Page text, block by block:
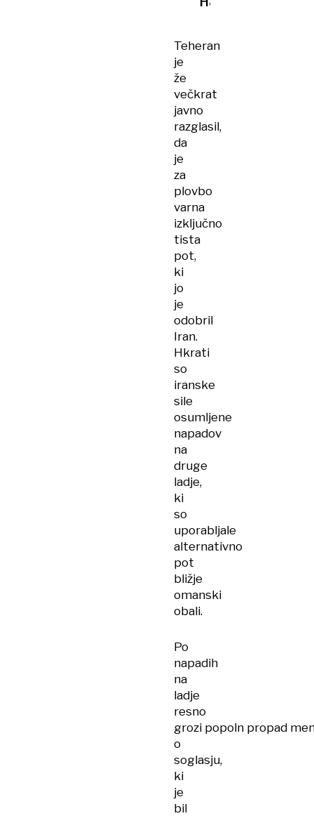
Teheran
je
že
večkrat
javno
razglasil,
da
je
za
plovbo
varna
izključno
tista
pot,
ki
jo
je
odobril
Iran.
Hkrati
so
iranske
sile
osumljene
napadov
na
druge
ladje,
ki
so
uporabljale
alternativno
pot
bližje
omanski
obali.
Po
napadih
na
ladje
resno
grozi popoln propad
o
soglasju,
ki
je
bil